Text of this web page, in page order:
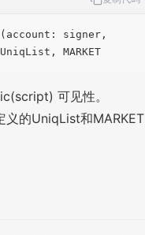
signer,
可见性。
的UniqList和MARKET